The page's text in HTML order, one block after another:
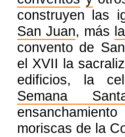
construyen las
San Juan, más
convento de
el XVII la
edificios, la
Semana
moriscas de la